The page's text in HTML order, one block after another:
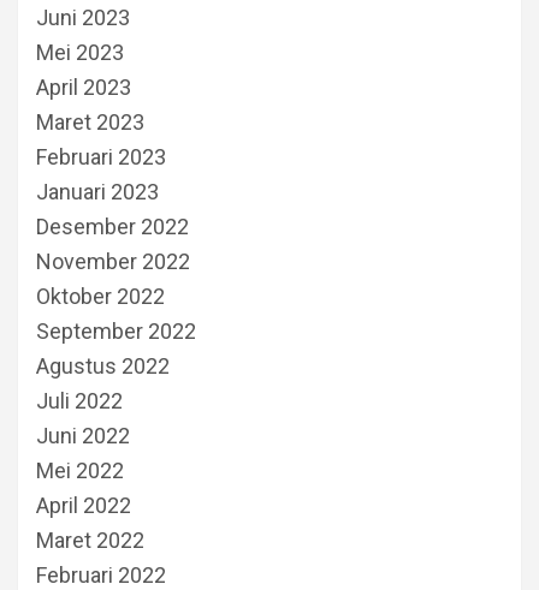
Juni 2023
Mei 2023
April 2023
Maret 2023
Februari 2023
Januari 2023
Desember 2022
November 2022
Oktober 2022
September 2022
Agustus 2022
Juli 2022
Juni 2022
Mei 2022
April 2022
Maret 2022
Februari 2022